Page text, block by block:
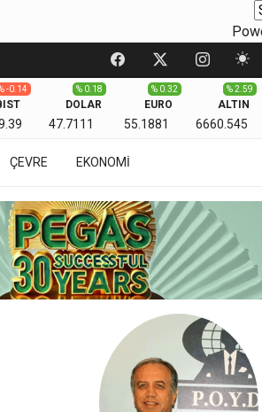
-0.14
DOLAR
47.7111
% 0.18
EURO
55.1881
% 0.32
ALTIN
6660.545
% 2.59
ÇEVRE EKONOMİ